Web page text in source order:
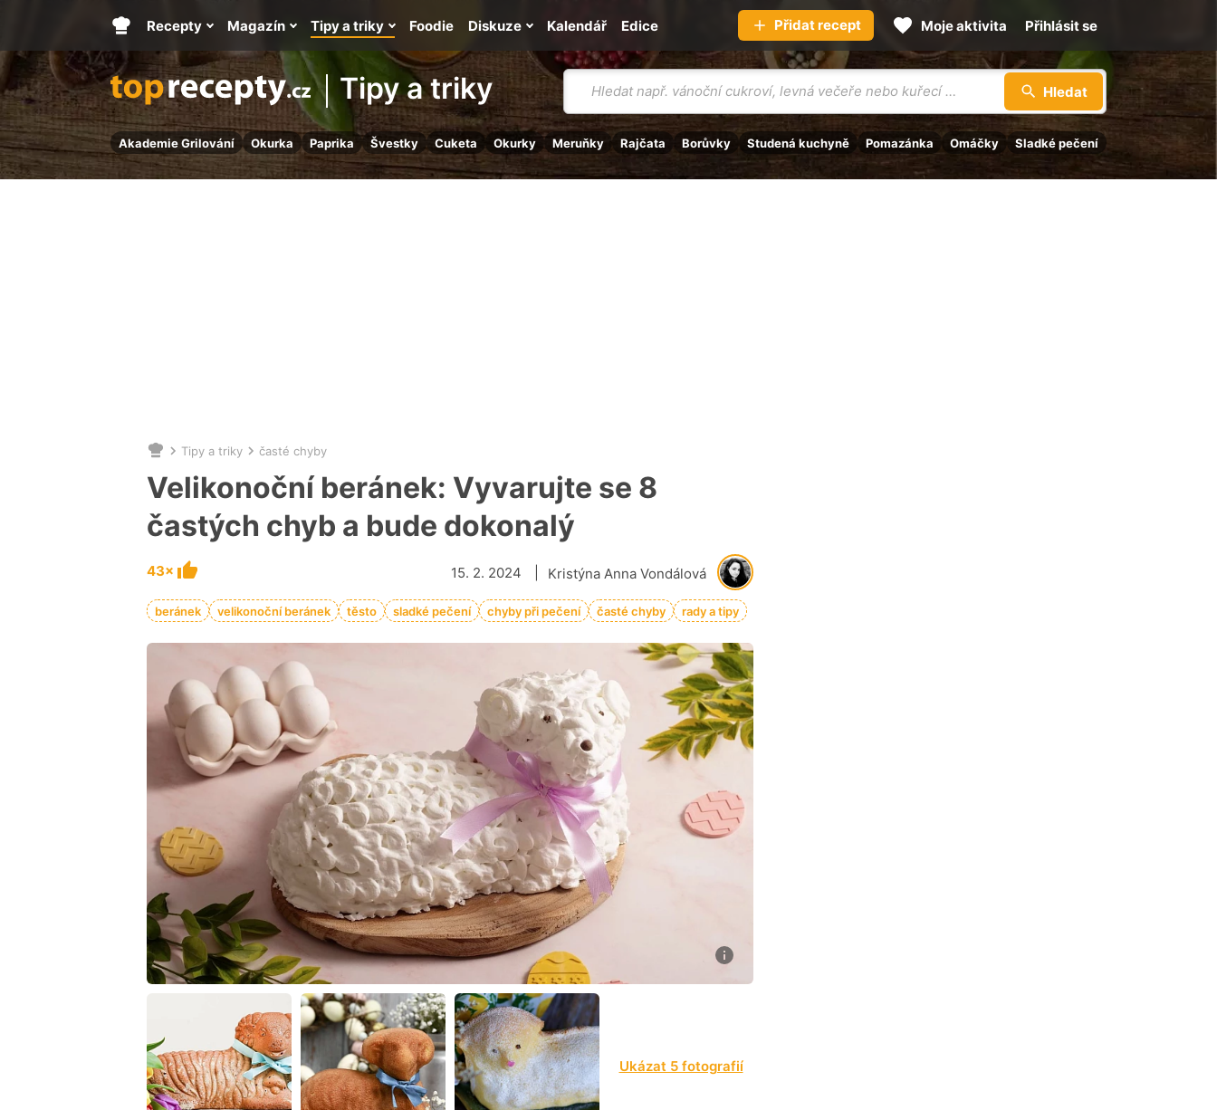
Tipy a triky
Vyhledávání
Hledat
Akademie Grilování Okurka Paprika Švestky Cuketa Okurky Meruňky Rajčata Borůvky Studená kuchyně Pomazánka Omáčky Sladké pečení
Hlavní
stránka
Recepty Magazín Tipy a triky Kalendář
Foodie Diskuze Edice Přidat recept Moje aktivita Přihlásit se
Nacházíte
se
zde:
Tipy a triky časté chyby
Velikonoční beránek: Vyvarujte se 8
častých chyb a bude dokonalý
43× Kristýna Anna Vondálová
15. 2. 2024
beránek velikonoční beránek těsto sladké pečení chyby při pečení časté chyby rady a tipy
2 Ukázat 5 fotografií